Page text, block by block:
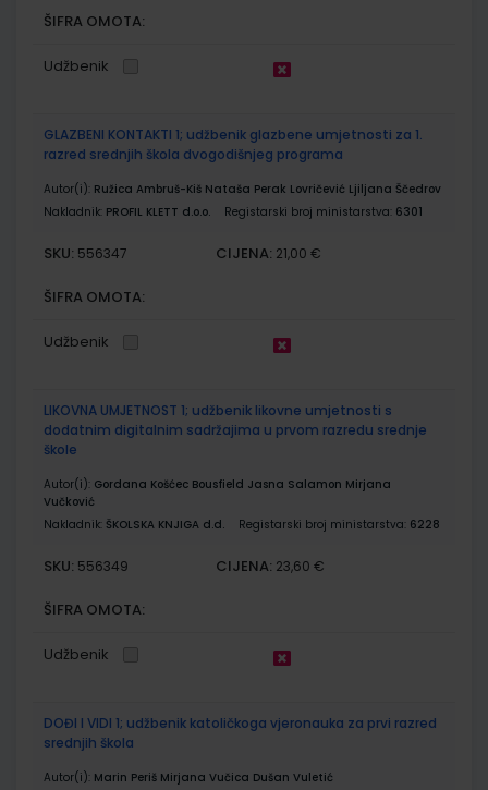
ŠIFRA OMOTA:
Udžbenik
GLAZBENI KONTAKTI 1; udžbenik glazbene umjetnosti za 1.
razred srednjih škola dvogodišnjeg programa
Autor(i): Ružica Ambruš-Kiš Nataša Perak Lovričević Ljiljana Ščedrov
Nakladnik: PROFIL KLETT d.o.o. Registarski broj ministarstva: 6301
SKU: 556347 CIJENA: 21,00 €
ŠIFRA OMOTA:
Udžbenik
LIKOVNA UMJETNOST 1; udžbenik likovne umjetnosti s
dodatnim digitalnim sadržajima u prvom razredu srednje
škole
Autor(i): Gordana Košćec Bousfield Jasna Salamon Mirjana
Vučković
Nakladnik: ŠKOLSKA KNJIGA d.d. Registarski broj ministarstva: 6228
SKU: 556349 CIJENA: 23,60 €
ŠIFRA OMOTA:
Udžbenik
DOĐI I VIDI 1; udžbenik katoličkoga vjeronauka za prvi razred
srednjih škola
Autor(i): Marin Periš Mirjana Vučica Dušan Vuletić